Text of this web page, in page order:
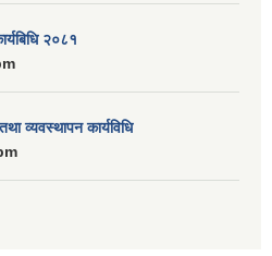
२०८१
व्यवस्थापन कार्यविधि